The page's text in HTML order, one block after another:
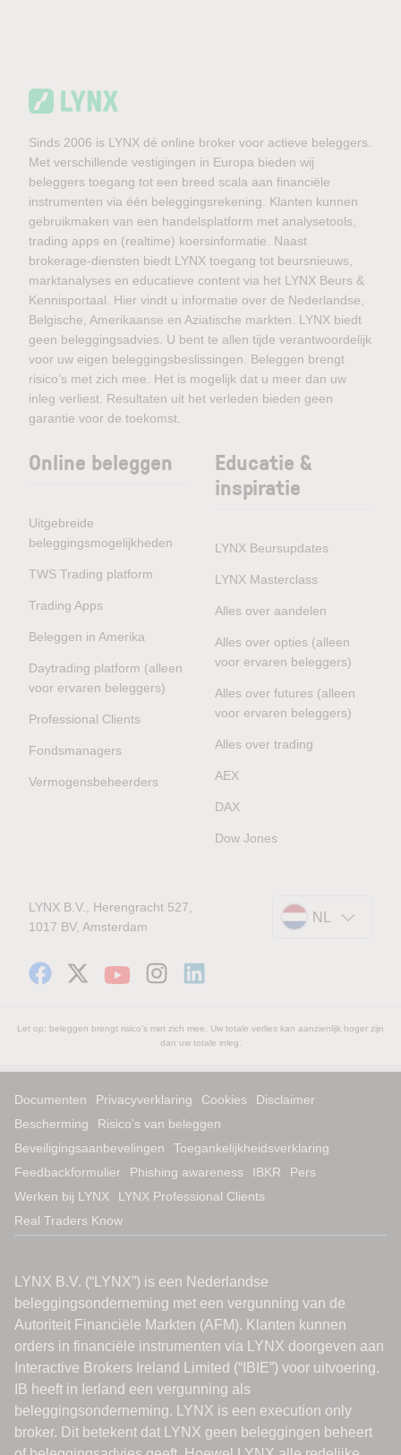
Sinds 2006 is LYNX dé online broker voor actieve beleggers.
Met verschillende vestigingen in Europa bieden wij
beleggers toegang tot een breed scala aan financiële
instrumenten via één beleggingsrekening. Klanten kunnen
gebruikmaken van een handelsplatform met analysetools,
trading apps en (realtime) koersinformatie. Naast
brokerage-diensten biedt LYNX toegang tot beursnieuws,
marktanalyses en educatieve content via het LYNX Beurs &
Kennisportaal. Hier vindt u informatie over de Nederlandse,
Belgische, Amerikaanse en Aziatische markten. LYNX biedt
geen beleggingsadvies. U bent te allen tijde verantwoordelijk
voor uw eigen beleggingsbeslissingen. Beleggen brengt
risico’s met zich mee. Het is mogelijk dat u meer dan uw
inleg verliest. Resultaten uit het verleden bieden geen
garantie voor de toekomst.
Online beleggen
Uitgebreide
beleggingsmogelijkheden
TWS Trading platform
Trading Apps
Beleggen in Amerika
Daytrading platform (alleen
voor ervaren beleggers)
Professional Clients
Fondsmanagers
Vermogensbeheerders
Educatie &
inspiratie
LYNX Beursupdates
LYNX Masterclass
Alles over aandelen
Alles over opties (alleen
voor ervaren beleggers)
Alles over futures (alleen
voor ervaren beleggers)
Alles over trading
AEX
DAX
Dow Jones
LYNX B.V., Herengracht 527,
1017 BV, Amsterdam
NL
Let op: beleggen brengt risico's met zich mee. Uw totale verlies kan aanzienlijk hoger zijn
dan uw totale inleg.
Documenten Privacyverklaring Cookies
Disclaimer
Bescherming
Risico’s van beleggen
Beveiligingsaanbevelingen
Toegankelijkheidsverklaring
Feedbackformulier
Phishing awareness IBKR
Pers
Werken bij LYNX
LYNX Professional Clients
Real Traders Know